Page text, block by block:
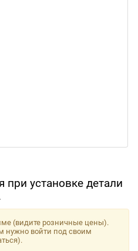
при установке детали
(видите розничные цены).
нужно войти под своим